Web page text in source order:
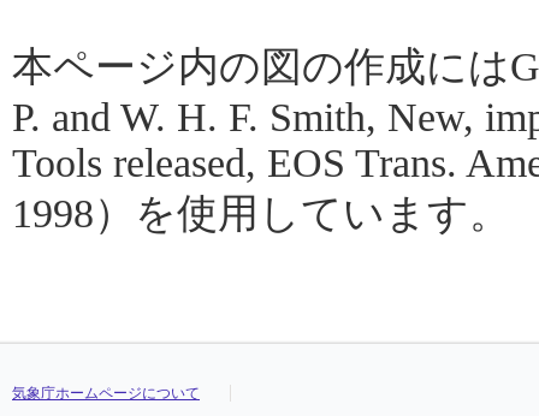
本ページ内の図の作成には
P. and W. H. F. Smith, New,
Tools released, EOS Trans.
1998）を使用しています。
気象庁ホームページについて